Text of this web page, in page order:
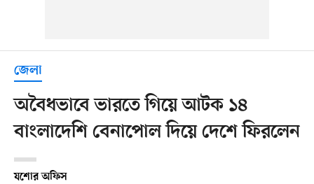
জেলা
অবৈধভাবে ভারতে গিয়ে আটক ১৪
বাংলাদেশি বেনাপোল দিয়ে দেশে ফিরলেন
যশোর অফিস